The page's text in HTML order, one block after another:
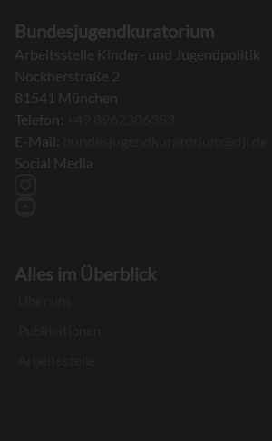
Bundesjugendkuratorium
Arbeitsstelle Kinder- und Jugendpolitik
Nockherstraße 2
81541 München
Telefon:
E-Mail:
Social Media
Alles im Überblick